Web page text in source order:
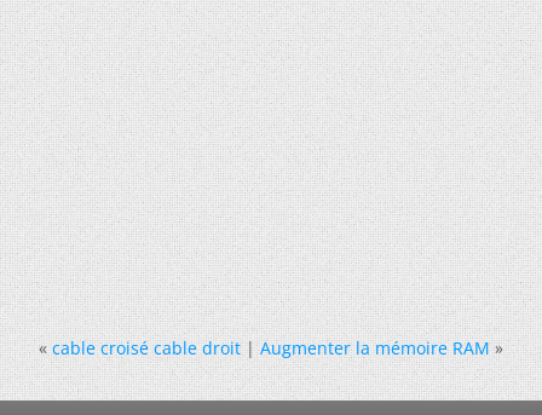
« cable croisé cable droit|Augmenter la mémoire RAM »